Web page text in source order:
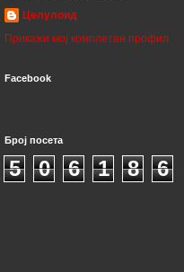
Целулоид
Прикажи мој комплетан профил
Facebook
Број посета
5 0 6 1 8 6